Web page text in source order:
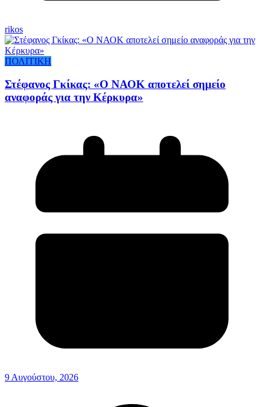
rikos
ΠΟΛΙΤΙΚΗ
Στέφανος Γκίκας: «Ο ΝΑΟΚ αποτελεί σημείο
αναφοράς για την Κέρκυρα»
9 Αυγούστου, 2026